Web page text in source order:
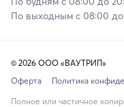
По выходным с 08:00 до
© 2026 ООО «ВАУТРИП»
Оферта
Политика
Полное или частичное